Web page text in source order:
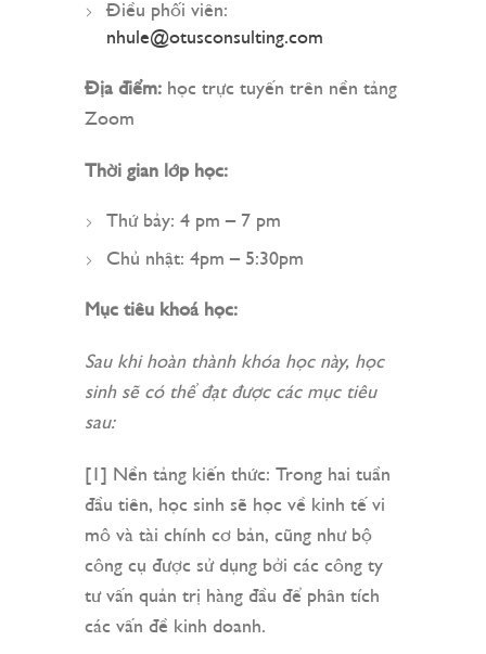
Điều phối viên:
nhule@otusconsulting.com
Địa điểm:học trực tuyến trên nền tảng
Zoom
Thời gian lớp học:
Thứ bảy: 4 pm – 7 pm
Chủ nhật: 4pm – 5:30pm
Mục tiêu khoá học:
Sau khi hoàn thành khóa học này, học
sinh sẽ có thể đạt được các mục tiêu
sau:
[1] Nền tảng kiến thức: Trong hai tuần
đầu tiên, học sinh sẽ học về kinh tế vi
mô và tài chính cơ bản, cũng như bộ
công cụ được sử dụng bởi các công ty
tư vấn quản trị hàng đầu để phân tích
các vấn đề kinh doanh.